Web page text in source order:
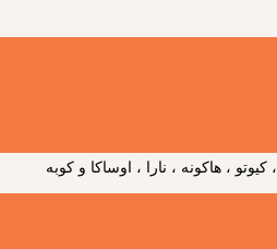
، هاکونه ، نارا ، اوساکا و کوبه